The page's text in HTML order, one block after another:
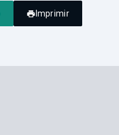
Imprimir